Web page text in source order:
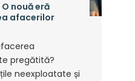
nouă eră
afacerilor
pregătită?
neexploatate și